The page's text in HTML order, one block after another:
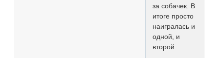
за собачек. В
итоге просто
наигралась и
одной, и
второй.